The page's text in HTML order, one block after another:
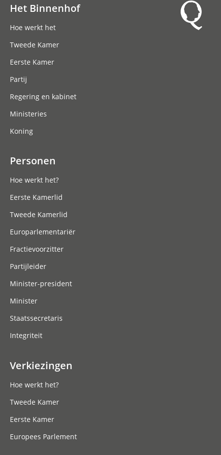
Het Binnenhof
Hoe werkt het
Tweede Kamer
Eerste Kamer
Partij
Regering en kabinet
Ministeries
Koning
Personen
Hoe werkt het?
Eerste Kamerlid
Tweede Kamerlid
Europarlementariër
Fractievoorzitter
Partijleider
Minister-president
Minister
Staatssecretaris
Integriteit
Verkiezingen
Hoe werkt het?
Tweede Kamer
Eerste Kamer
Europees Parlement